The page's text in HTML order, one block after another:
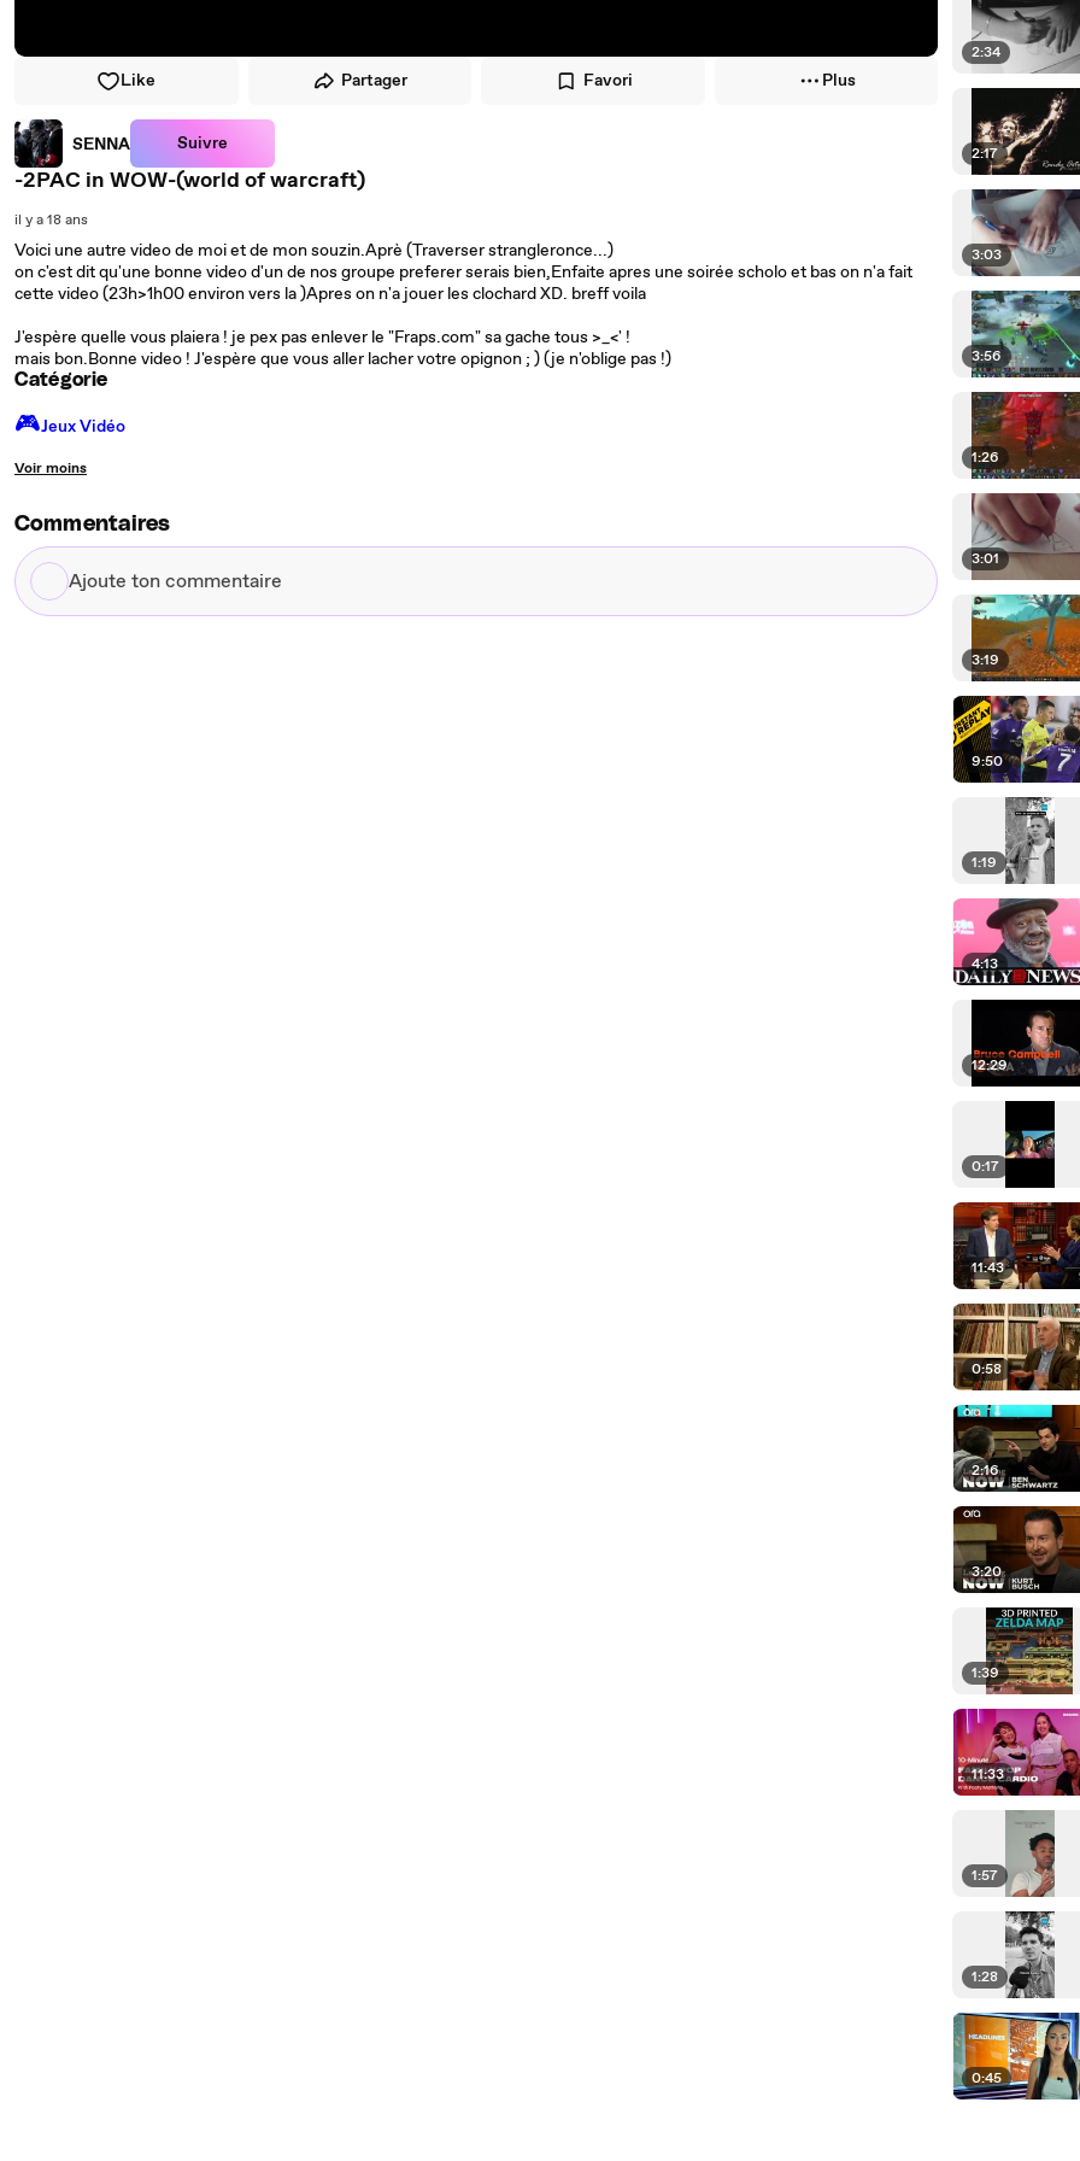
Like Partager Favori Plus
SENNA Suivre
-2PAC in WOW-(world of warcraft)
il y a 18 ans
Voici une autre video de moi et de mon souzin.Aprè (Traverser strangleronce...)
on c'est dit qu'une bonne video d'un de nos groupe preferer serais bien,Enfaite apres une soirée scholo et bas on n'a fait
cette video (23h>1h00 environ vers la )Apres on n'a jouer les clochard XD. breff voila
J'espère quelle vous plaiera ! je pex pas enlever le "Fraps.com" sa gache tous >_<' !
mais bon.Bonne video ! J'espère que vous aller lacher votre opignon ; ) (je n'oblige pas !)
Catégorie
🎮️Jeux Vidéo
Voir moins
Commentaires
Ajoute
ton
2:34
2:17
3:03
3:56
1:26
3:01
3:19
9:50
1:19
4:13
12:29
0:17
11:43
0:58
2:16
3:20
1:39
11:33
1:57
1:28
0:45